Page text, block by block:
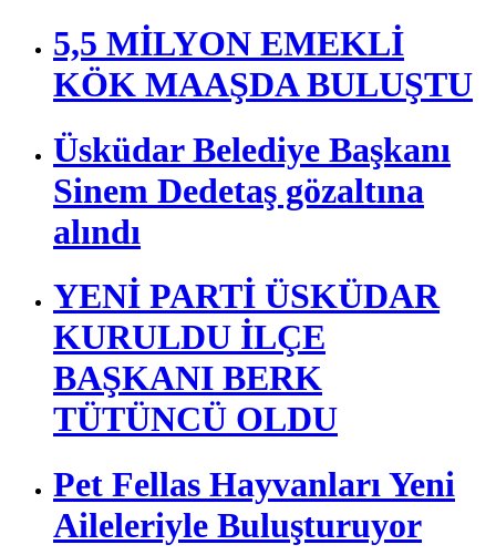
5,5 MİLYON EMEKLİ
KÖK MAAŞDA BULUŞTU
Üsküdar Belediye Başkanı
Sinem Dedetaş gözaltına
alındı
YENİ PARTİ ÜSKÜDAR
KURULDU İLÇE
BAŞKANI BERK
TÜTÜNCÜ OLDU
Pet Fellas Hayvanları Yeni
Aileleriyle Buluşturuyor